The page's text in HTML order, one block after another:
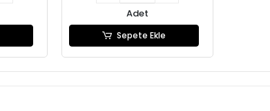
Adet
Sepete Ekle